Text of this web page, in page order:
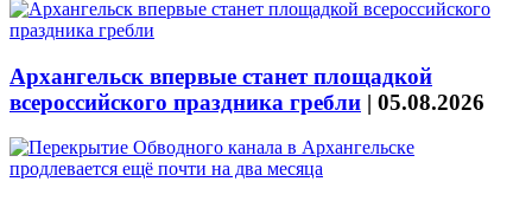
Архангельск впервые станет площадкой
всероссийского праздника гребли | 05.08.2026